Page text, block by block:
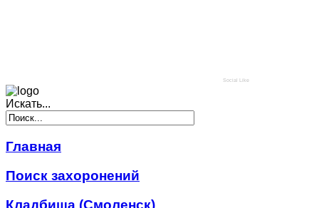
Social Like
Искать...
Главная
Поиск захоронений
Кладбища (Смоленск)